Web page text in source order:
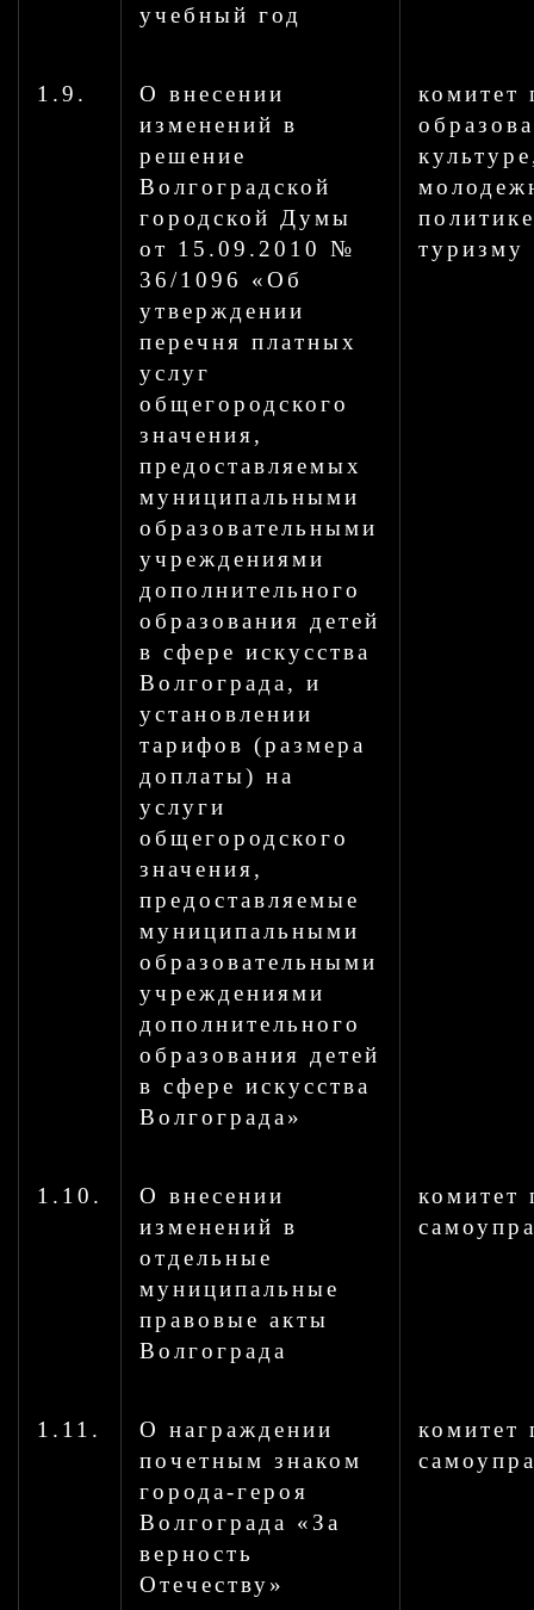
учебный год
1.9.
О внесении
изменений в
решение
Волгоградской
городской Думы
от 15.09.2010 №
36/1096 «Об
утверждении
перечня платных
услуг
общегородского
значения,
предоставляемых
муниципальными
образовательными
учреждениями
дополнительного
образования детей
в сфере искусства
Волгограда, и
установлении
тарифов (размера
доплаты) на
услуги
общегородского
значения,
предоставляемые
муниципальными
образовательными
учреждениями
дополнительного
образования детей
в сфере искусства
Волгограда»
комитет
туризму
1.10.
О внесении
изменений в
отдельные
муниципальные
правовые акты
Волгограда
комитет
1.11.
О награждении
почетным знаком
города-героя
Волгограда «За
верность
Отечеству»
комитет